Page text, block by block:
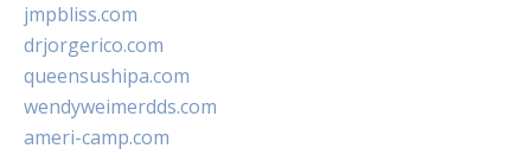
jmpbliss.com
drjorgerico.com
queensushipa.com
wendyweimerdds.com
ameri-camp.com